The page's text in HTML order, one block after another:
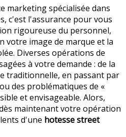
marketing spécialisée dans
c'est l'assurance pour vous
rigoureuse du personnel,
votre image de marque et la
Diverses opérations de
à votre demande : de la
traditionnelle, en passant par
des problématiques de «
et envisageable. Alors,
maintenant votre opération
d'une hotesse street